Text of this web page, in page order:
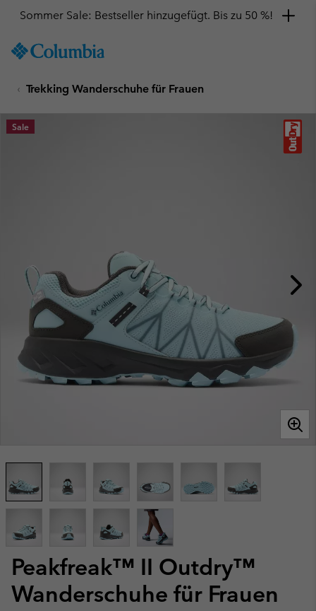
TO
SKIP
MAIN
NAV
Sommer Sale: Bestseller hinzugefügt. Bis zu 50 %!
Trekking Wanderschuhe für Frauen
Peakfreak™ II Outdry™
Wanderschuhe für Frauen
Sale